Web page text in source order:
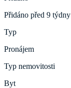
Přidáno před 9 týdny
Typ
Pronájem
Typ nemovitosti
Byt